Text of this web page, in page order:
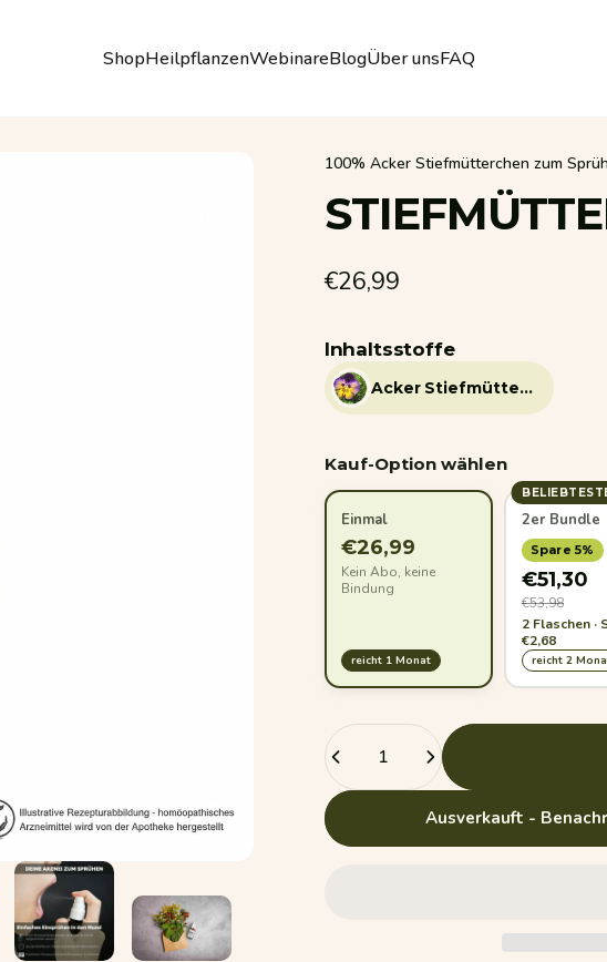
ShopHeilpflanzenWebinareBlogÜber unsFAQ
100% Acker Stiefmütterchen zum
€26,99
Inhaltsstoffe
Acker Stiefmütterchen
Kauf-Option wählen
Einmal
€26,99
Kein Abo, keine
Bindung
reicht 1 Monat
2er Bundle
Spare 5%
€51,30
€53,98
2 Flaschen ·
€2,68
reicht 2
Anzahl
Ausverkauft -